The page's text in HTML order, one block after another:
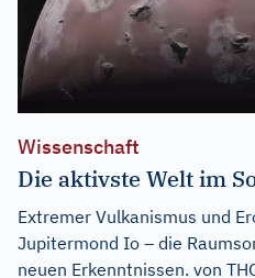
Wissenschaft
Die aktivste Welt im
Extremer Vulkanismus und
Jupitermond Io – die
neuen Erkenntnissen. von